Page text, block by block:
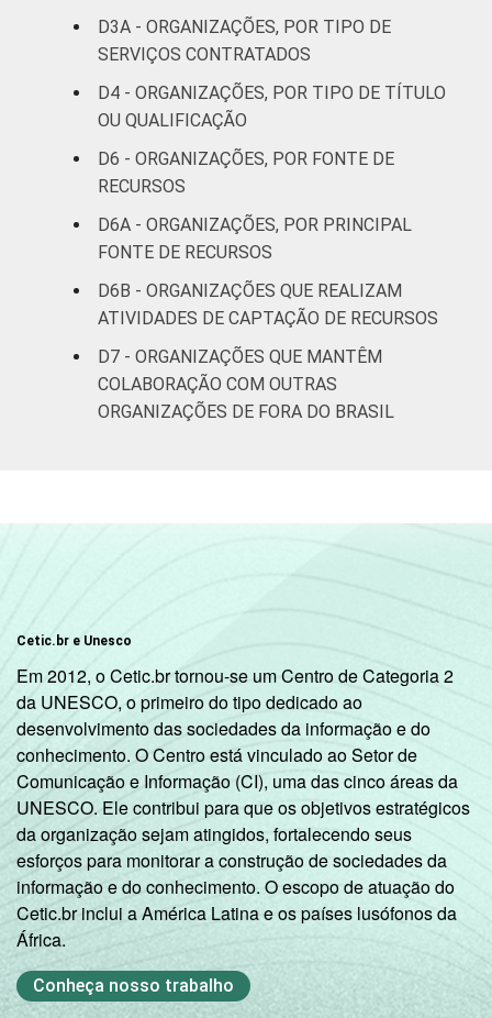
assistência
social
Outros
Fonte: CGI.br/NIC.br, Centro Regional de
Estudos para o Desenvolvimento da
Sociedade da Informação (Cetic.br),
Pesquisa sobre o uso das Tecnologias de
sem fins lucrativos brasileiras - TIC
Organizações Sem Fins Lucrativos 2016
D3A - ORGANIZAÇÕES, POR TIPO DE
SERVIÇOS CONTRATADOS
D4 - ORGANIZAÇÕES, POR TIPO DE TÍTULO
OU QUALIFICAÇÃO
D6 - ORGANIZAÇÕES, POR FONTE DE
RECURSOS
D6A - ORGANIZAÇÕES, POR PRINCIPAL
FONTE DE RECURSOS
D6B - ORGANIZAÇÕES QUE REALIZAM
ATIVIDADES DE CAPTAÇÃO DE RECURSOS
D7 - ORGANIZAÇÕES QUE MANTÊM
COLABORAÇÃO COM OUTRAS
ORGANIZAÇÕES DE FORA DO BRASIL
Cetic.br e Unesco
Em 2012, o Cetic.br tornou-se um Centro de Categoria 2
da UNESCO, o primeiro do tipo dedicado ao
desenvolvimento das sociedades da informação e do
conhecimento. O Centro está vinculado ao Setor de
Comunicação e Informação (CI), uma das cinco áreas da
UNESCO. Ele contribui para que os objetivos estratégicos
da organização sejam atingidos, fortalecendo seus
esforços para monitorar a construção de sociedades da
informação e do conhecimento. O escopo de atuação do
Cetic.br inclui a América Latina e os países lusófonos da
África.
Conheça nosso trabalho